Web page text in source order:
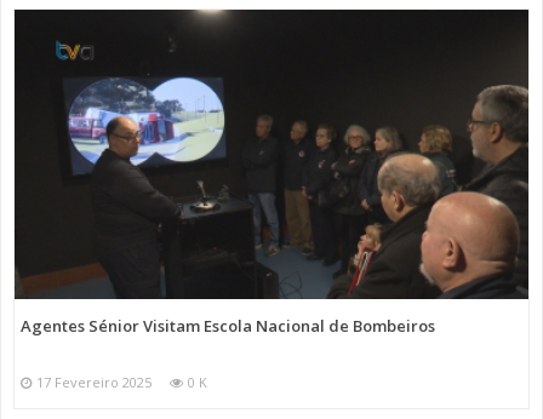
Agentes Sénior Visitam Escola Nacional de Bombeiros
17 Fevereiro 2025 0 K